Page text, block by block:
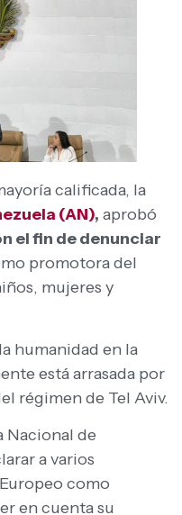
calificada, la
(AN), aprobó
el fin de denunciar
promotora del
mujeres y
humanidad en la
está arrasada por
régimen de Tel Aviv.
Nacional de
a varios
como
en cuenta su